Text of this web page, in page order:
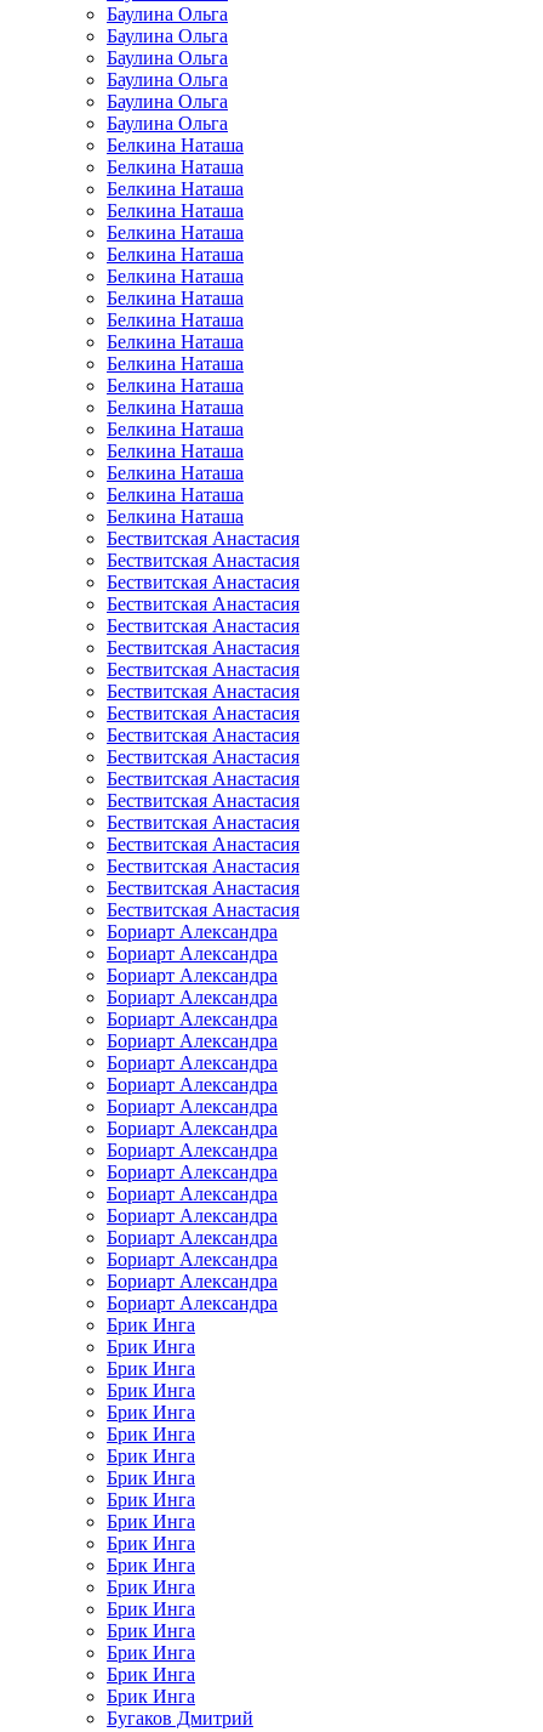
Баулина Ольга
Баулина Ольга
Баулина Ольга
Баулина Ольга
Баулина Ольга
Баулина Ольга
Белкина Наташа
Белкина Наташа
Белкина Наташа
Белкина Наташа
Белкина Наташа
Белкина Наташа
Белкина Наташа
Белкина Наташа
Белкина Наташа
Белкина Наташа
Белкина Наташа
Белкина Наташа
Белкина Наташа
Белкина Наташа
Белкина Наташа
Белкина Наташа
Белкина Наташа
Белкина Наташа
Бествитская Анастасия
Бествитская Анастасия
Бествитская Анастасия
Бествитская Анастасия
Бествитская Анастасия
Бествитская Анастасия
Бествитская Анастасия
Бествитская Анастасия
Бествитская Анастасия
Бествитская Анастасия
Бествитская Анастасия
Бествитская Анастасия
Бествитская Анастасия
Бествитская Анастасия
Бествитская Анастасия
Бествитская Анастасия
Бествитская Анастасия
Бествитская Анастасия
Бориарт Александра
Бориарт Александра
Бориарт Александра
Бориарт Александра
Бориарт Александра
Бориарт Александра
Бориарт Александра
Бориарт Александра
Бориарт Александра
Бориарт Александра
Бориарт Александра
Бориарт Александра
Бориарт Александра
Бориарт Александра
Бориарт Александра
Бориарт Александра
Бориарт Александра
Бориарт Александра
Брик Инга
Брик Инга
Брик Инга
Брик Инга
Брик Инга
Брик Инга
Брик Инга
Брик Инга
Брик Инга
Брик Инга
Брик Инга
Брик Инга
Брик Инга
Брик Инга
Брик Инга
Брик Инга
Брик Инга
Брик Инга
Бугаков Дмитрий